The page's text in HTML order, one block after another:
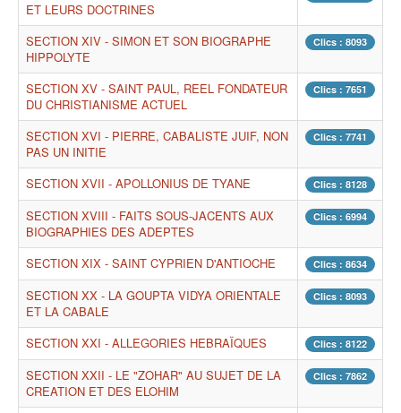
ET LEURS DOCTRINES
SECTION XIV - SIMON ET SON BIOGRAPHE
HIPPOLYTE
Clics : 8093
SECTION XV - SAINT PAUL, REEL FONDATEUR
DU CHRISTIANISME ACTUEL
Clics : 7651
SECTION XVI - PIERRE, CABALISTE JUIF, NON
PAS UN INITIE
Clics : 7741
SECTION XVII - APOLLONIUS DE TYANE Clics : 8128
SECTION XVIII - FAITS SOUS-JACENTS AUX
BIOGRAPHIES DES ADEPTES
Clics : 6994
SECTION XIX - SAINT CYPRIEN D'ANTIOCHE Clics : 8634
SECTION XX - LA GOUPTA VIDYA ORIENTALE
ET LA CABALE
Clics : 8093
SECTION XXI - ALLEGORIES HEBRAÏQUES Clics : 8122
SECTION XXII - LE "ZOHAR" AU SUJET DE LA
CREATION ET DES ELOHIM
Clics : 7862